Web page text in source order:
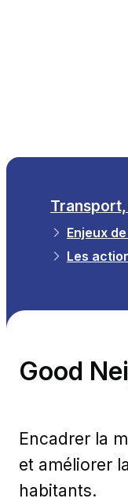
Les
Good
Encadrer la
et améliorer
habitants.